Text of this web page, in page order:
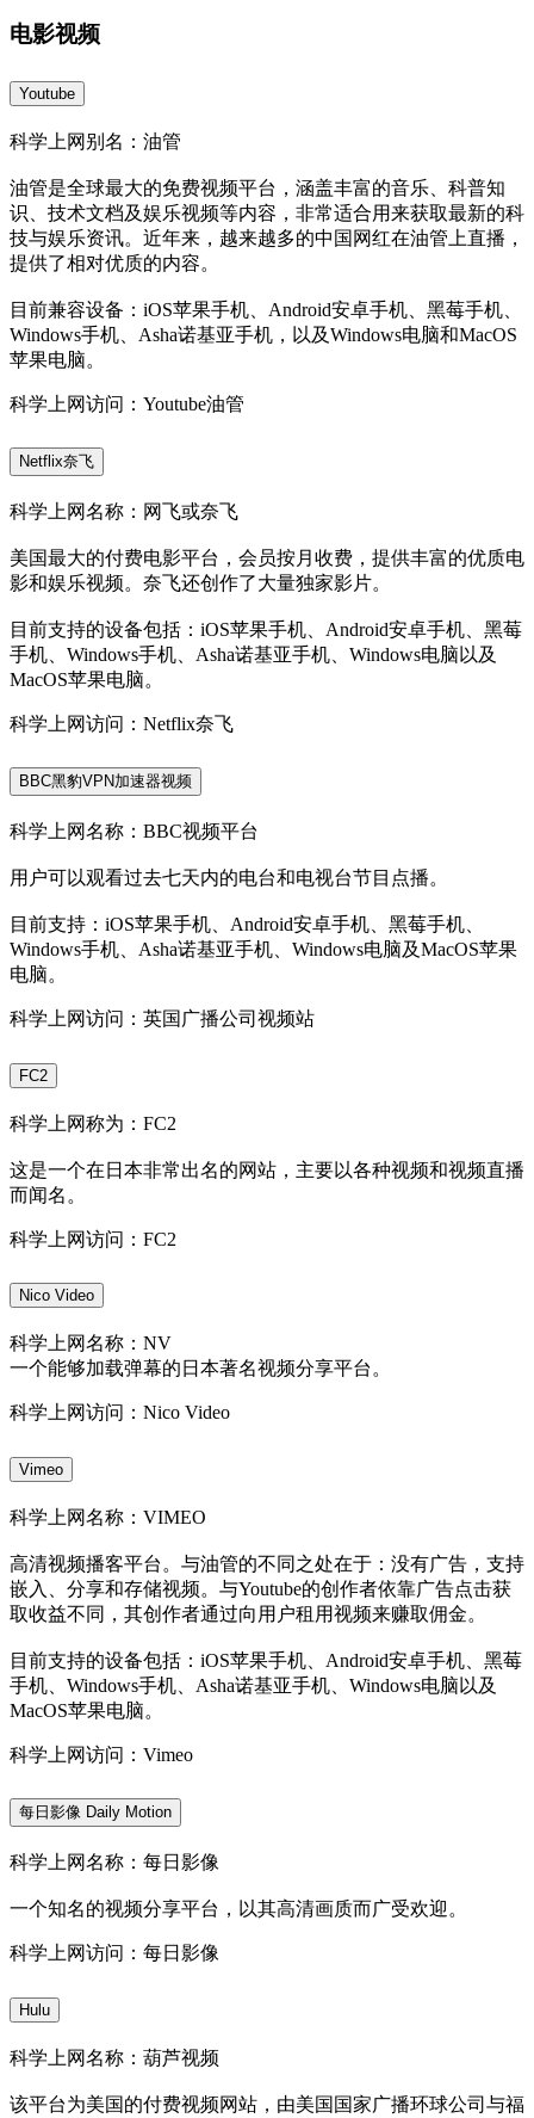
电影视频
Youtube
科学上网别名：油管
油管是全球最大的免费视频平台，涵盖丰富的音乐、科普知
识、技术文档及娱乐视频等内容，非常适合用来获取最新的科
技与娱乐资讯。近年来，越来越多的中国网红在油管上直播，
提供了相对优质的内容。
目前兼容设备：iOS苹果手机、Android安卓手机、黑莓手机、
Windows手机、Asha诺基亚手机，以及Windows电脑和MacOS
苹果电脑。
科学上网访问：Youtube油管
Netflix奈飞
科学上网名称：网飞或奈飞
美国最大的付费电影平台，会员按月收费，提供丰富的优质电
影和娱乐视频。奈飞还创作了大量独家影片。
目前支持的设备包括：iOS苹果手机、Android安卓手机、黑莓
手机、Windows手机、Asha诺基亚手机、Windows电脑以及
MacOS苹果电脑。
科学上网访问：Netflix奈飞
BBC黑豹VPN加速器视频
科学上网名称：BBC视频平台
用户可以观看过去七天内的电台和电视台节目点播。
目前支持：iOS苹果手机、Android安卓手机、黑莓手机、
Windows手机、Asha诺基亚手机、Windows电脑及MacOS苹果
电脑。
科学上网访问：英国广播公司视频站
FC2
科学上网称为：FC2
这是一个在日本非常出名的网站，主要以各种视频和视频直播
而闻名。
科学上网访问：FC2
Nico Video
科学上网名称：NV
一个能够加载弹幕的日本著名视频分享平台。
科学上网访问：Nico Video
Vimeo
科学上网名称：VIMEO
高清视频播客平台。与油管的不同之处在于：没有广告，支持
嵌入、分享和存储视频。与Youtube的创作者依靠广告点击获
取收益不同，其创作者通过向用户租用视频来赚取佣金。
目前支持的设备包括：iOS苹果手机、Android安卓手机、黑莓
手机、Windows手机、Asha诺基亚手机、Windows电脑以及
MacOS苹果电脑。
科学上网访问：Vimeo
每日影像 Daily Motion
科学上网名称：每日影像
一个知名的视频分享平台，以其高清画质而广受欢迎。
科学上网访问：每日影像
Hulu
科学上网名称：葫芦视频
该平台为美国的付费视频网站，由美国国家广播环球公司与福